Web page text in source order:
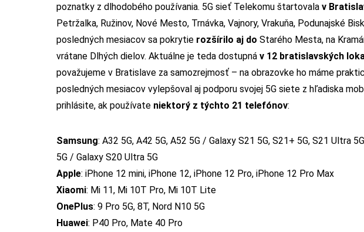
poznatky z dlhodobého používania. 5G sieť Telekomu štartovala v
Petržalka, Ružinov, Nové Mesto, Trnávka, Vajnory, Vrakuňa, Podunajské
posledných mesiacov sa pokrytie rozšírilo aj do Starého Mesta, na
vrátane Dlhých dielov. Aktuálne je teda dostupná v 12 bratislavských
považujeme v Bratislave za samozrejmosť – na obrazovke ho máme
posledných mesiacov vylepšoval aj podporu svojej 5G siete z hľadiska
prihlásite, ak používate niektorý z týchto 21 telefónov:
Samsung: A32 5G, A42 5G, A52 5G / Galaxy S21 5G, S21+ 5G, S21 Ultra
5G / Galaxy S20 Ultra 5G
Apple: iPhone 12 mini, iPhone 12, iPhone 12 Pro, iPhone 12 Pro Max
Xiaomi: Mi 11, Mi 10T Pro, Mi 10T Lite
OnePlus: 9 Pro 5G, 8T, Nord N10 5G
Huawei: P40 Pro, Mate 40 Pro